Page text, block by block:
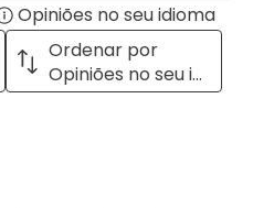
Opiniões no seu idioma
a
with
Ordenar por
Opiniões no seu idioma